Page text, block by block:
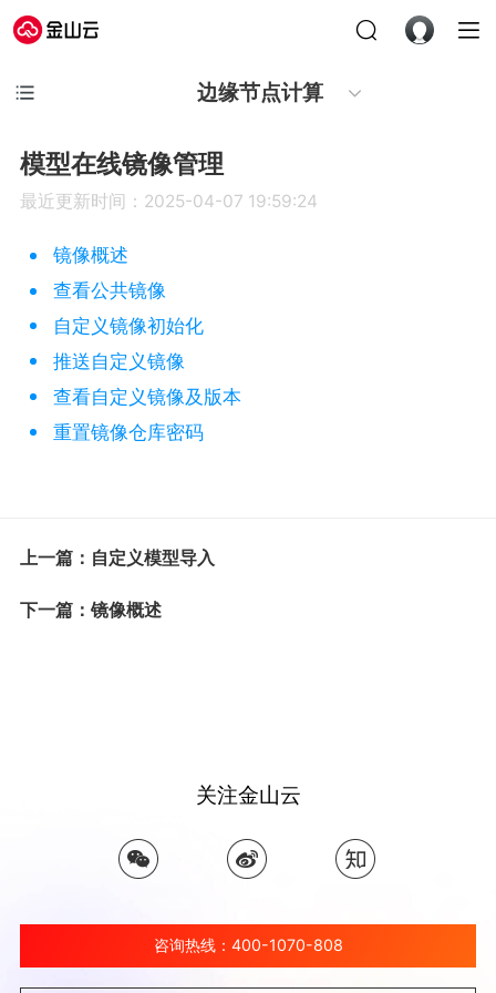
边缘节点计算
模型在线镜像管理
最近更新时间：2025-04-07 19:59:24
镜像概述
查看公共镜像
自定义镜像初始化
推送自定义镜像
查看自定义镜像及版本
重置镜像仓库密码
上一篇：自定义模型导入
下一篇：镜像概述
关注金山云
咨询热线：400-1070-808